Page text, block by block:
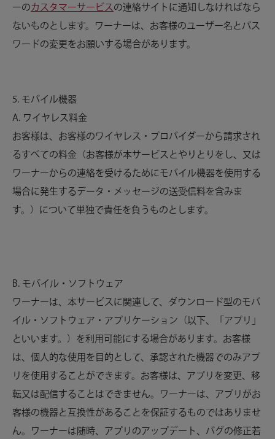
ーのカスタマーサービスの連絡サイトに通知しなければなら
ないものとします。ワーナーは、お客様のユーザー名とパス
ワードの変更をお願いする場合があります。
5. モバイル機器
A. ワイヤレス料金
お客様は、お客様のワイヤレス・プロバイダーから請求され
るすべての料金（お客様が本サービスとやりとりをし、又は
ワーナーからの連絡を受けるためにモバイル機器を使用する
場合に発生するデータ・メッセージの送受信料を含みま
す。）について単独で責任を負うものとします。
B. モバイル・ソフトウェア
ワーナーは、本サービスに関連して、ダウンロード型のモバ
イル・ソフトウェア・アプリケーション（以下、「アプリ」
といいます。）を利用可能にする場合があります。お客様
は、個人的な使用を目的として、承認された機器でのみアプ
リを使用することができます。お客様は、アプリを変更、移
転又は配信することはできません。ワーナーは、アプリがお
客様の機器と互換性があることを保証するものではありませ
ん。ワーナーは随時、アプリのアップデート、バグの修正若